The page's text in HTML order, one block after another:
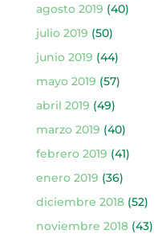
agosto 2019 (40)
julio 2019 (50)
junio 2019 (44)
mayo 2019 (57)
abril 2019 (49)
marzo 2019 (40)
febrero 2019 (41)
enero 2019 (36)
diciembre 2018(52)
noviembre 2018(43)